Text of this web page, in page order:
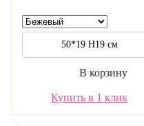
50*19 H19 см
В корзину
Купить в 1 клик